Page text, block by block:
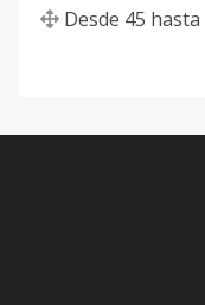
Desde 45 hasta